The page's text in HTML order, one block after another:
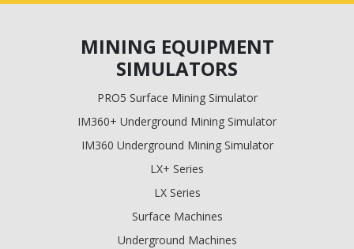
MINING EQUIPMENT
SIMULATORS
PRO5 Surface Mining Simulator
IM360+ Underground Mining Simulator
IM360 Underground Mining Simulator
LX+ Series
LX Series
Surface Machines
Underground Machines